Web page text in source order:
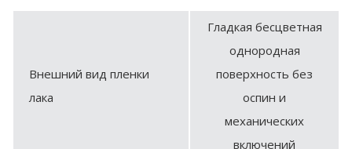
Внешний вид пленки
лака
Гладкая бесцветная
однородная
поверхность без
оспин и
механических
включений